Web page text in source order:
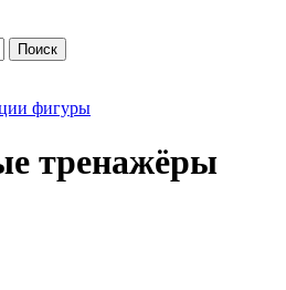
Поиск
фигуры
тренажёры